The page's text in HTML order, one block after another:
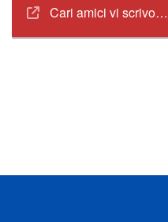
Cari amici vi scrivo…